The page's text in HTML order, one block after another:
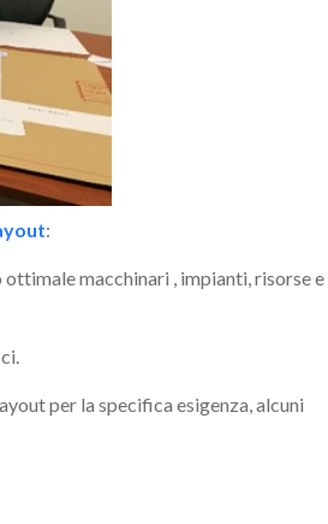
:
macchinari , impianti, risorse e
per la specifica esigenza, alcuni